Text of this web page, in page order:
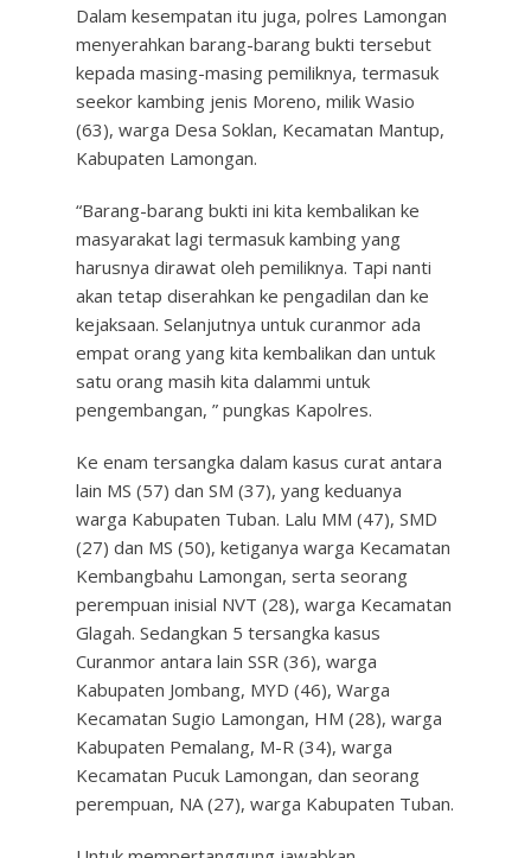
Dalam kesempatan itu juga, polres Lamongan
menyerahkan barang-barang bukti tersebut
kepada masing-masing pemiliknya, termasuk
seekor kambing jenis Moreno, milik Wasio
(63), warga Desa Soklan, Kecamatan Mantup,
Kabupaten Lamongan.
“Barang-barang bukti ini kita kembalikan ke
masyarakat lagi termasuk kambing yang
harusnya dirawat oleh pemiliknya. Tapi nanti
akan tetap diserahkan ke pengadilan dan ke
kejaksaan. Selanjutnya untuk curanmor ada
empat orang yang kita kembalikan dan untuk
satu orang masih kita dalammi untuk
pengembangan, ” pungkas Kapolres.
Ke enam tersangka dalam kasus curat antara
lain MS (57) dan SM (37), yang keduanya
warga Kabupaten Tuban. Lalu MM (47), SMD
(27) dan MS (50), ketiganya warga Kecamatan
Kembangbahu Lamongan, serta seorang
perempuan inisial NVT (28), warga Kecamatan
Glagah. Sedangkan 5 tersangka kasus
Curanmor antara lain SSR (36), warga
Kabupaten Jombang, MYD (46), Warga
Kecamatan Sugio Lamongan, HM (28), warga
Kabupaten Pemalang, M-R (34), warga
Kecamatan Pucuk Lamongan, dan seorang
perempuan, NA (27), warga Kabupaten Tuban.